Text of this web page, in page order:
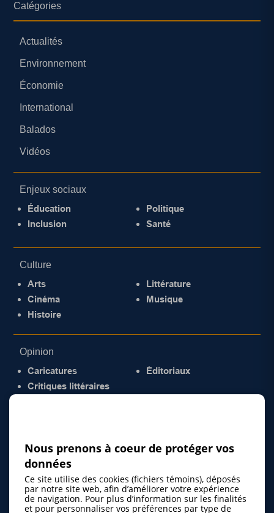
Catégories
Actualités
Environnement
Économie
International
Balados
Vidéos
Enjeux sociaux
Éducation
Inclusion
Politique
Santé
Culture
Arts
Cinéma
Histoire
Littérature
Musique
Opinion
Caricatures
Critiques littéraires
Éditoriaux
Nous prenons à coeur de protéger vos
données
Ce site utilise des cookies (fichiers témoins), déposés
par notre site web, afin d’améliorer votre expérience
de navigation. Pour plus d’information sur les finalités
et pour personnaliser vos préférences par type de